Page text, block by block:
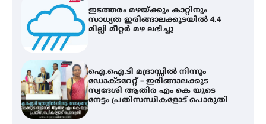
ഐ.ഐ.ടി മദ്രാസ്സിൽ നിന്നും
ഡോക്ടറേറ്റ് – ഇരിങ്ങാലക്കുട
സ്വദേശി ആതിര എം കെ യുടെ
നേട്ടം പ്രതിസന്ധികളോട് പൊരുതി
ട്യുണീഷ്യൻ ചിത്രം ” ദി വോയിസ്
ഓഫ് ഹിന്ദ് റജബ് ” ഇരിങ്ങാലക്കുട
ഫിലിം സൊസൈറ്റി ആഗസ്റ്റ് 7
വെള്ളിയാഴ്ച സ്‌ക്രീൻ ചെയ്യുന്നു